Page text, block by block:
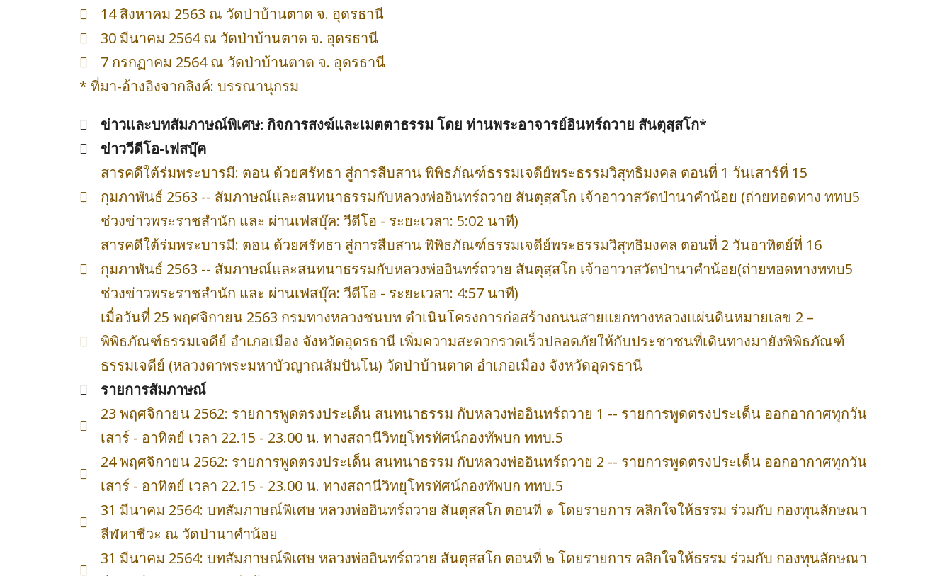
14 สิงหาคม 2563 ณ วัดป่าบ้านตาด จ. อุดรธานี
30 มีนาคม 2564 ณ วัดป่าบ้านตาด จ. อุดรธานี
7 กรกฏาคม 2564 ณ วัดป่าบ้านตาด จ. อุดรธานี
* ที่มา-อ้างอิงจากลิงค์: บรรณานุกรม
ข่าวและบทสัมภาษณ์พิเศษ: กิจการสงฆ์และเมตตาธรรม โดย ท่านพระอาจารย์อินทร์ถวาย สันตุสฺสโก*
ข่าววีดีโอ-เฟสบุ๊ค
สารคดีใต้ร่มพระบารมี: ตอน ด้วยศรัทธา สู่การสืบสาน พิพิธภัณฑ์ธรรมเจดีย์พระธรรมวิสุทธิมงคล ตอนที่ 1 วันเสาร์ที่ 15
กุมภาพันธ์ 2563 -- สัมภาษณ์และสนทนาธรรมกับหลวงพ่ออินทร์ถวาย สันตุสฺสโก เจ้าอาวาสวัดป่านาคำน้อย (ถ่ายทอดทาง ททบ5
ช่วงข่าวพระราชสำนัก และ ผ่านเฟสบุ๊ค: วีดีโอ - ระยะเวลา: 5:02 นาที)
สารคดีใต้ร่มพระบารมี: ตอน ด้วยศรัทธา สู่การสืบสาน พิพิธภัณฑ์ธรรมเจดีย์พระธรรมวิสุทธิมงคล ตอนที่ 2 วันอาทิตย์ที่ 16
กุมภาพันธ์ 2563 -- สัมภาษณ์และสนทนาธรรมกับหลวงพ่ออินทร์ถวาย สันตุสฺสโก เจ้าอาวาสวัดป่านาคำน้อย(ถ่ายทอดทางททบ5
ช่วงข่าวพระราชสำนัก และ ผ่านเฟสบุ๊ค: วีดีโอ - ระยะเวลา: 4:57 นาที)
เมื่อวันที่ 25 พฤศจิกายน 2563 กรมทางหลวงชนบท ดำเนินโครงการก่อสร้างถนนสายแยกทางหลวงแผ่นดินหมายเลข 2 –
พิพิธภัณฑ์ธรรมเจดีย์ อำเภอเมือง จังหวัดอุดรธานี เพิ่มความสะดวกรวดเร็วปลอดภัยให้กับประชาชนที่เดินทางมายังพิพิธภัณฑ์
ธรรมเจดีย์ (หลวงตาพระมหาบัวญาณสัมปันโน) วัดป่าบ้านตาด อำเภอเมือง จังหวัดอุดรธานี
รายการสัมภาษณ์
23 พฤศจิกายน 2562: รายการพูดตรงประเด็น สนทนาธรรม กับหลวงพ่ออินทร์ถวาย 1 -- รายการพูดตรงประเด็น ออกอากาศทุกวัน
เสาร์ - อาทิตย์ เวลา 22.15 - 23.00 น. ทางสถานีวิทยุโทรทัศน์กองทัพบก ททบ.5
24 พฤศจิกายน 2562: รายการพูดตรงประเด็น สนทนาธรรม กับหลวงพ่ออินทร์ถวาย 2 -- รายการพูดตรงประเด็น ออกอากาศทุกวัน
เสาร์ - อาทิตย์ เวลา 22.15 - 23.00 น. ทางสถานีวิทยุโทรทัศน์กองทัพบก ททบ.5
31 มีนาคม 2564: บทสัมภาษณ์พิเศษ หลวงพ่ออินทร์ถวาย สันตุสสโก ตอนที่ ๑ โดยรายการ คลิกใจให้ธรรม ร่วมกับ กองทุนลักษณา
ลีฬหาชีวะ ณ วัดป่านาคำน้อย
31 มีนาคม 2564: บทสัมภาษณ์พิเศษ หลวงพ่ออินทร์ถวาย สันตุสสโก ตอนที่ ๒ โดยรายการ คลิกใจให้ธรรม ร่วมกับ กองทุนลักษณา